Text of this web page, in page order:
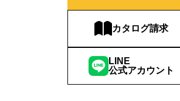
カタログ請求
LINE
公式アカウント